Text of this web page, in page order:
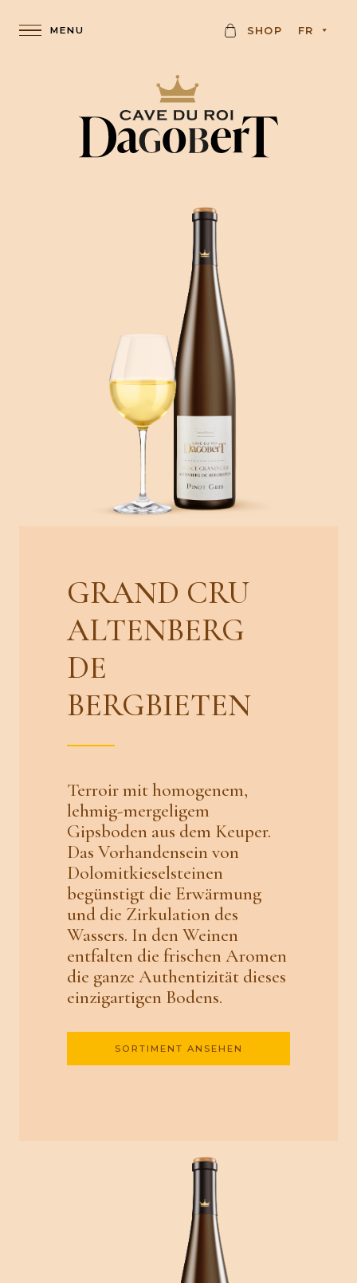
K SHOP FR
GRAND CRU
ALTENBERG
DE
BERGBIETEN
Terroir mit homogenem,
lehmig-mergeligem
Gipsboden aus dem Keuper.
Das Vorhandensein von
Dolomitkieselsteinen
begünstigt die Erwärmung
und die Zirkulation des
Wassers. In den Weinen
entfalten die frischen Aromen
die ganze Authentizität dieses
einzigartigen Bodens.
SORTIMENT ANSEHEN